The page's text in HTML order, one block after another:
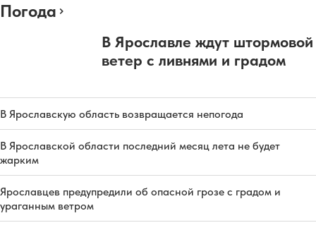
Погода
В Ярославле ждут штормовой
ветер с ливнями и градом
В Ярославскую область возвращается непогода
В Ярославской области последний месяц лета не будет
жарким
Ярославцев предупредили об опасной грозе с градом и
ураганным ветром